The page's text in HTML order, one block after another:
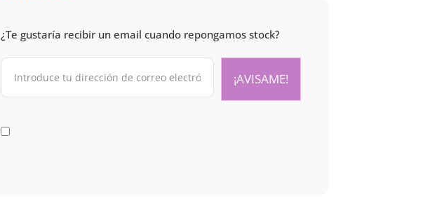
¿Te gustaría recibir un email cuando repongamos stock?